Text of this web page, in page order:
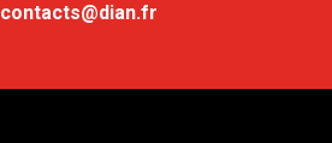
contacts@dian.fr